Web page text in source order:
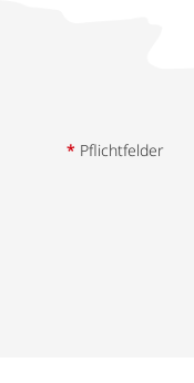
* Pflichtfelder